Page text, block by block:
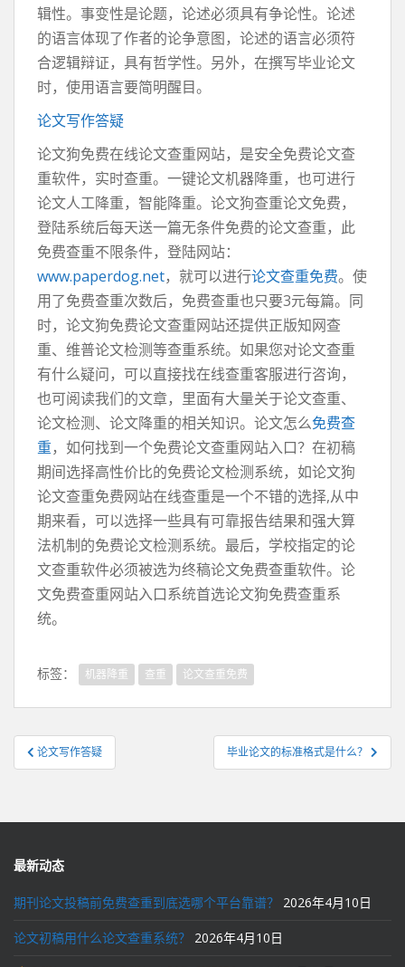
辑性。事变性是论题，论述必须具有争论性。论述
的语言体现了作者的论争意图，论述的语言必须符
合逻辑辩证，具有哲学性。另外，在撰写毕业论文
时，使用语言要简明醒目。
论文写作答疑
论文狗免费在线论文查重网站，是安全免费论文查
重软件，实时查重。一键论文机器降重，也可进行
论文人工降重，智能降重。论文狗查重论文免费，
登陆系统后每天送一篇无条件免费的论文查重，此
免费查重不限条件，登陆网站：
www.paperdog.net，就可以进行论文查重免费。使
用了免费查重次数后，免费查重也只要3元每篇。同
时，论文狗免费论文查重网站还提供正版知网查
重、维普论文检测等查重系统。如果您对论文查重
有什么疑问，可以直接找在线查重客服进行咨询，
也可阅读我们的文章，里面有大量关于论文查重、
论文检测、论文降重的相关知识。论文怎么免费查
重，如何找到一个免费论文查重网站入口？在初稿
期间选择高性价比的免费论文检测系统，如论文狗
论文查重免费网站在线查重是一个不错的选择,从中
期来看，可以选择一些具有可靠报告结果和强大算
法机制的免费论文检测系统。最后，学校指定的论
文查重软件必须被选为终稿论文免费查重软件。论
文免费查重网站入口系统首选论文狗免费查重系
统。
标签： 机器降重 查重 论文查重免费
文
章
航
论文写作答疑 毕业论文的标准格式是什么？
最新动态
期刊论文投稿前免费查重到底选哪个平台靠谱？ 2026年4月10日
论文初稿用什么论文查重系统？ 2026年4月10日